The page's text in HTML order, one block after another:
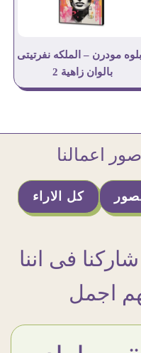
مودرن – الملكه نفرتيتى
بالوان زاهية 2
اعمالنا
كل الاراء
بيت شاركنا فى اننا
اجمل